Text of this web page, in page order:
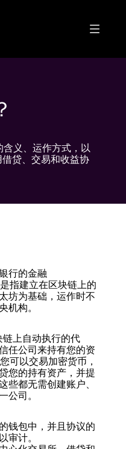
义、运作方式，以
贷、交易和收益协
行的金融
指建立在区块链上的
坊为基础，运作时不
机构。
上自动执行的代
任公司来持有您的资
可以交易加密货币，
您的持有资产，并提
些都无需创建账户、
公司。
钱包中，并且协议的
审计。